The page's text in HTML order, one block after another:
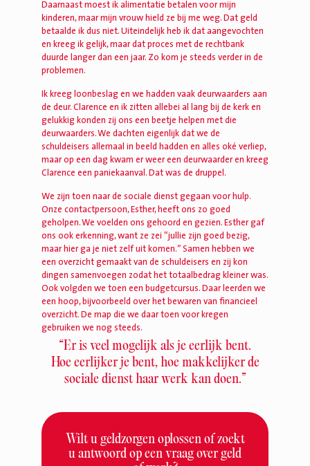
Daarnaast moest ik alimentatie betalen voor mijn
kinderen, maar mijn vrouw hield ze bij me weg. Dat geld
betaalde ik dus niet. Uiteindelijk heb ik dat aangevochten
en kreeg ik gelijk, maar dat proces met de rechtbank
duurde langer dan een jaar. Zo kom je steeds verder in de
problemen.
Ik kreeg loonbeslag en we hadden vaak deurwaarders aan
de deur. Clarence en ik zitten allebei al lang bij de kerk en
gelukkig konden zij ons een beetje helpen met die
deurwaarders. We dachten eigenlijk dat we de
schuldeisers allemaal in beeld hadden en alles oké verliep,
maar op een dag kwam er weer een deurwaarder en kreeg
Clarence een paniekaanval. Dat was de druppel.
We zijn toen naar de sociale dienst gegaan voor hulp.
Onze contactpersoon, Esther, heeft ons zo goed
geholpen. We voelden ons gehoord en gezien. Esther gaf
ons ook erkenning, want ze zei “jullie zijn goed bezig,
maar hier ga je niet zelf uit komen.” Samen hebben we
een overzicht gemaakt van de schuldeisers en zij kon
dingen samenvoegen zodat het totaalbedrag kleiner was.
Ook volgden we toen een budgetcursus. Daar leerden we
een hoop, bijvoorbeeld over het bewaren van financieel
overzicht. De map die we daar toen voor kregen
gebruiken we nog steeds.
“Er is veel mogelijk als je eerlijk bent.
Hoe eerlijker je bent, hoe makkelijker de
sociale dienst haar werk kan doen.”
Wilt u geldzorgen oplossen of zoekt
u antwoord op een vraag over geld